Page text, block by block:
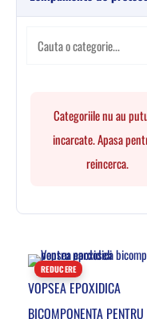
Categoriile nu au
incarcate. Apasa
reincerca.
REDUCERE
VOPSEA EPOXIDICA
BICOMPONENTA PENTRU